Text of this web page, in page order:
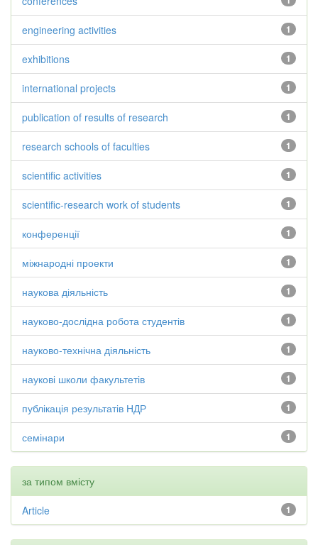
1
engineering activities
1
exhibitions
1
international projects
1
publication of results of research
1
research schools of faculties
1
scientific activities
1
scientific-research work of students
1
конференції
1
міжнародні проекти
1
наукова діяльність
1
науково-дослідна робота студентів
1
науково-технічна діяльність
1
наукові школи факультетів
1
публікація результатів НДР
1
семінари
за типом вмісту
1
Article